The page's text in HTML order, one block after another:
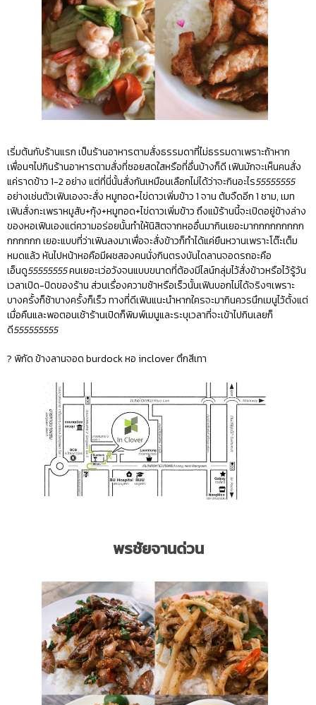
เริ่มต้นกับร้านแรก เป็นร้านอาหารตามสั่งธรรมดาที่ไม่ธรรมดาเพราะถ้าหาก
เพื่อนๆไปกินร้านอาหารตามสั่งที่ซอยสดใสหรือที่อื่นบ้างก็ดี เฟินมักจะเห็นคนสั่ง
แค่ราดข้าว 1-2 อย่าง แต่ที่นี่นั้นสั่งกันเหมือนเลือกไม่ได้ว่าจะกินอะไร55555555
อย่างเช่นตัวเฟินเองจะสั่ง หมูทอด+ไข่ดาวเพิ่มข้าว 1 จาน ต้มจืดอีก 1 ชาม, เมท
เฟินสั่งกะเพราหมูสับ+กุ้ง+หมูทอด+ไข่ดาวเพิ่มข้าว ถึงแม้ร้านนี้จะเปิดอยู่ข้างล่าง
ของหอเฟินเองแต่ความอร่อยนั้นทำให้นิสิตจากหออื่นมากินเยอะมากกกกกกกกก
กกกกกก เยอะแบบที่ว่าเฟินลงมาเพื่อจะสั่งข้าวก็ทำได้แค่ยืนหวานเพราะโต๊ะเต็ม
หมดแล้ว หันไปหน้าหอคือมีผชสองคนนั่งกินตรงบันไดลานจอดรถอะคือ
เอ็นดู55555555คนเยอะเว่อวังจนแบบขนาดที่ต้องมีไลน์กลุ่มไว้สั่งข้าวหรือไว้รู้วัน
เวลาเปิด-ปิดของร้าน ส่วนเรื่องความช้าหรือเร็วนั้นเฟินบอกไม่ได้จริงๆเพราะ
บางครั้งก็ช้าบางครั้งก็เร็ว ทางที่ดีเฟินแนะนำหากใครจะมากินควรนึกเมนูไว้ตั้งแต่
เมื่อคืนและพอตอนเช้าร้านเปิดก็พิมพ์เมนูและระบุเวลาที่จะเข้าไปกินเลยก็
ดี555555555
? พิกัด ข้างลานจอด burdock หอ inclover ตึกสีเทา
พรชัยจานด่วน